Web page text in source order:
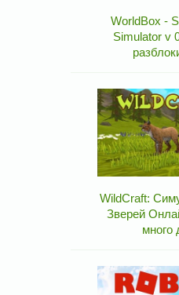
WorldBox -
Simulator v
WildCraft:
Зверей
много